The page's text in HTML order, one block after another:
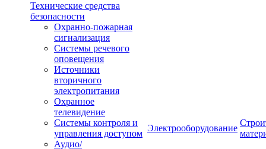
Технические средства
безопасности
Охранно-пожарная
сигнализация
Системы речевого
оповещения
Источники
вторичного
электропитания
Охранное
телевидение
Системы контроля и
управления доступом
Аудио/
Электрооборудование